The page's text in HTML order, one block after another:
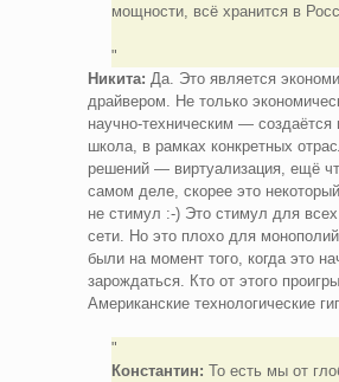
мощности, всё хранится в
Никита: Да. Это является
драйвером. Не только
научно-техническим — создаётся
школа, в рамках конкретных
решений — виртуализация, ещё
самом деле, скорее это
не стимул :-) Это стимул для
сети. Но это плохо для
были на момент того, когда это
зарождаться. Кто от этого
Американские технологические
Константин: То есть мы от